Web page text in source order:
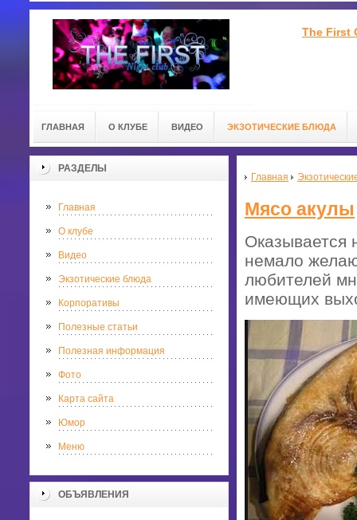
The First
ГЛАВНАЯ О КЛУБЕ ВИДЕО ЭКЗОТИЧЕСКИЕ БЛЮДА
РАЗДЕЛЫ
Главная
О клубе
Видео
Экзотические блюда
Корпоративы
Полезные статьи
Полезная информация
Фото
Карта сайта
Юмор
Меню
ОБЪЯВЛЕНИЯ
Главная
Мясо акулы
Оказывается
немало
любителей
имеющих